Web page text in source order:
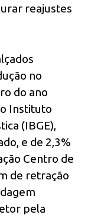
reajustes
no
do ano
Instituto
(IBGE),
e de 2,3%
Centro de
de retração
pela